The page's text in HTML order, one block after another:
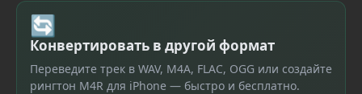
🔄
Конвертировать в другой формат
Переведите трек в WAV, M4A, FLAC, OGG или создайте
рингтон M4R для iPhone — быстро и бесплатно.